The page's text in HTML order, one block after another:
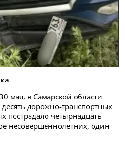
мая, в Самарской области
дорожно-транспортных
пострадало четырнадцать
несовершеннолетних, один